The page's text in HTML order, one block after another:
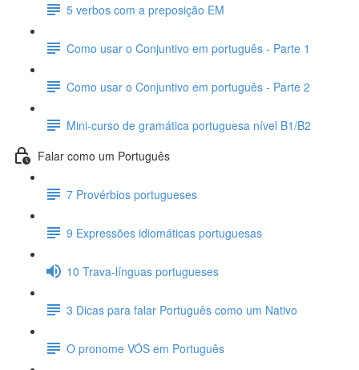
5 verbos com a preposição EM
Como usar o Conjuntivo em português - Parte 1
Como usar o Conjuntivo em português - Parte 2
Mini-curso de gramática portuguesa nível B1/B2
Falar como um Português
7 Provérbios portugueses
9 Expressões idiomáticas portuguesas
10 Trava-línguas portugueses
3 Dicas para falar Português como um Nativo
O pronome VÓS em Português